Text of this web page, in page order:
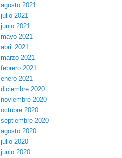
agosto 2021
julio 2021
junio 2021
mayo 2021
abril 2021
marzo 2021
febrero 2021
enero 2021
diciembre 2020
noviembre 2020
octubre 2020
septiembre 2020
agosto 2020
julio 2020
junio 2020